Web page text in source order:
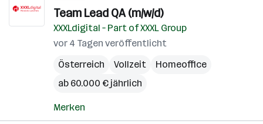
Team Lead QA (m/w/d)
XXXLdigital – Part of XXXL Group
vor 4 Tagen veröffentlicht
Österreich
Vollzeit
Homeoffice
ab 60.000 € jährlich
Merken